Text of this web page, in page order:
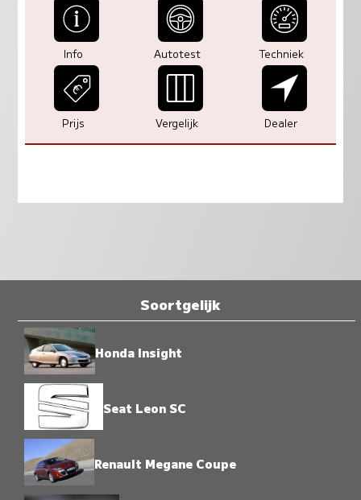
Info Autotest Techniek
Prijs Vergelijk Dealer
Soortgelijk
Honda Insight
Seat Leon SC
Renault Megane Coupe